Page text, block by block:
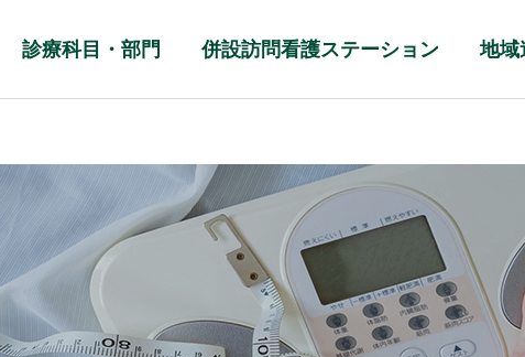
診療科目・部門 併設訪問看護ステーション 地域